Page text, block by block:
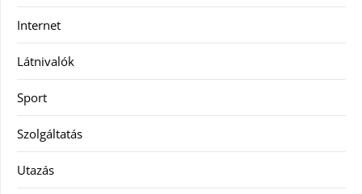
Internet
Látnivalók
Sport
Szolgáltatás
Utazás